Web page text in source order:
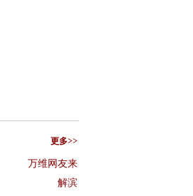
更多>>
万维网友来
解滨